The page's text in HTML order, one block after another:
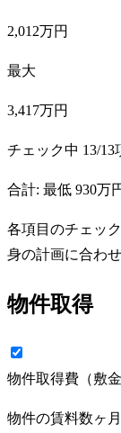
2,012万円
最大
3,417万円
チェック中 13/13
合計: 最低 930万
各項目のチェッ
身の計画に合わ
物件取得
物件取得費（敷
物件の賃料数ヶ